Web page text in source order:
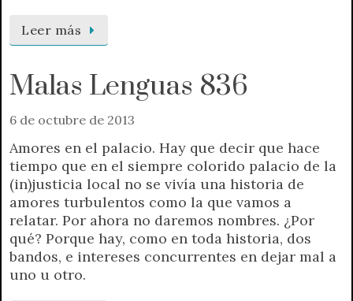
Leer más
Malas Lenguas 836
6 de octubre de 2013
Amores en el palacio. Hay que decir que hace
tiempo que en el siempre colorido palacio de la
(in)justicia local no se vivía una historia de
amores turbulentos como la que vamos a
relatar. Por ahora no daremos nombres. ¿Por
qué? Porque hay, como en toda historia, dos
bandos, e intereses concurrentes en dejar mal a
uno u otro.